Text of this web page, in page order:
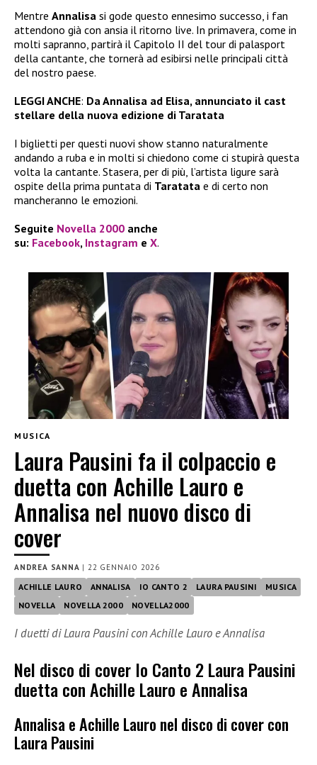
Mentre Annalisa si gode questo ennesimo successo, i fan
attendono già con ansia il ritorno live. In primavera, come in
molti sapranno, partirà il Capitolo II del tour di palasport
della cantante, che tornerà ad esibirsi nelle principali città
del nostro paese.
LEGGI ANCHE: Da Annalisa ad Elisa, annunciato il cast
stellare della nuova edizione di Taratata
I biglietti per questi nuovi show stanno naturalmente
andando a ruba e in molti si chiedono come ci stupirà questa
volta la cantante. Stasera, per di più, l’artista ligure sarà
ospite della prima puntata di Taratata e di certo non
mancheranno le emozioni.
Seguite Novella 2000 anche
su: Facebook, Instagram e X.
MUSICA
Laura Pausini fa il colpaccio e
duetta con Achille Lauro e
Annalisa nel nuovo disco di
cover
ANDREA SANNA | 22 GENNAIO 2026
ACHILLE LAURO ANNALISA IO CANTO 2 LAURA PAUSINI
MUSICA
NOVELLA
NOVELLA 2000 NOVELLA2000
I duetti di Laura Pausini con Achille Lauro e Annalisa
Nel disco di cover Io Canto 2 Laura Pausini
duetta con Achille Lauro e Annalisa
Annalisa e Achille Lauro nel disco di cover con
Laura Pausini